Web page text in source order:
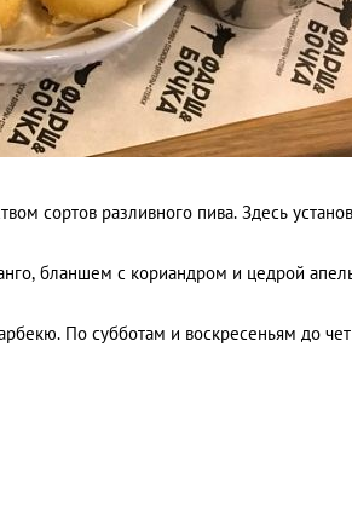
сортов разливного пива. Здесь
бланшем с кориандром и цедрой
По субботам и воскресеньям до